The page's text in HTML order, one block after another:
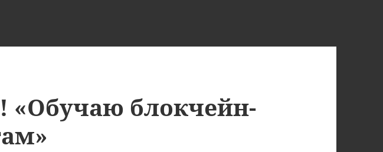
«Обучаю блокчейн-